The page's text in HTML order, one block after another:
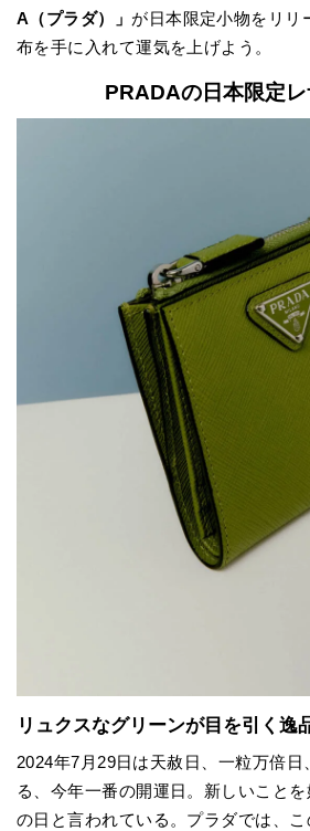
A（プラダ）」 が日本限定小物をリリ
布を手に入れて運気を上げよう。
PRADAの日本限定
リュクスなグリーンが目を引く逸
2024年7月29日は天赦日、一粒万倍
る、今年一番の開運日。新しいこと
の日と言われている。プラダでは、